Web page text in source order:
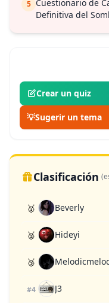
5 Cuestionario de
Definitiva del
Crear un quiz
💡Sugerir un tema
Clasificación
🥇 Beverly
🥈 Hideyi
🥉
#4 J3